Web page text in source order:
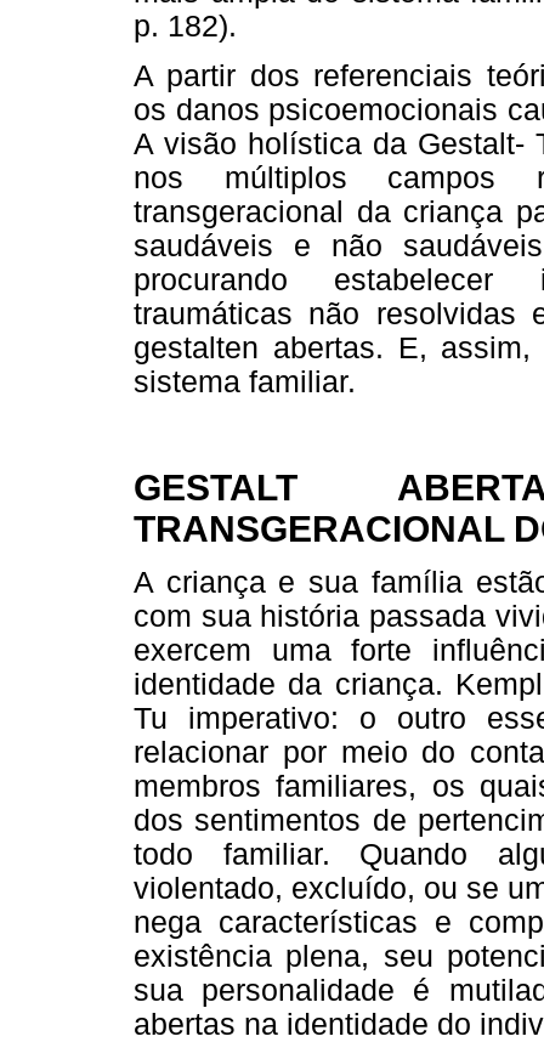
p. 182).
A partir dos referenciais
os danos psicoemocionais
A visão holística da Gestalt-
nos múltiplos campos
transgeracional da criança
saudáveis e não
procurando estabelecer
traumáticas não resolvidas
gestalten abertas. E,
sistema familiar.
GESTALT
TRANSGERACIONAL
A criança e sua família
com sua história passada
exercem uma forte
identidade da criança.
Tu imperativo: o outro
relacionar por meio do
membros familiares, os
dos sentimentos de
todo familiar. Quando
violentado, excluído, ou se
nega características e
existência plena, seu
sua personalidade é
abertas na identidade do